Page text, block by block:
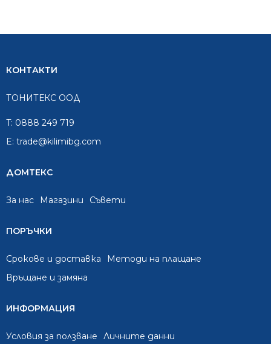
КОНТАКТИ
ТОНИТЕКС ООД
T: 0888 249 719
E: trade@kilimibg.com
ДОМТЕКС
За нас Mагазини Съвети
ПОРЪЧКИ
Срокове и доставка
Методи на плащане
Връщане и замяна
ИНФОРМАЦИЯ
Условия за ползване Личните данни